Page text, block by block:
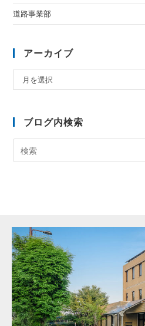
道路事業部
アーカイブ
月を選択
ブログ内検索